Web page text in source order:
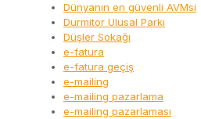
Dünyanın en güvenli AVMsi
Durmitor Ulusal Parkı
Düşler Sokağı
e-fatura
e-fatura geçiş
e-mailing
e-mailing pazarlama
e-mailing pazarlaması